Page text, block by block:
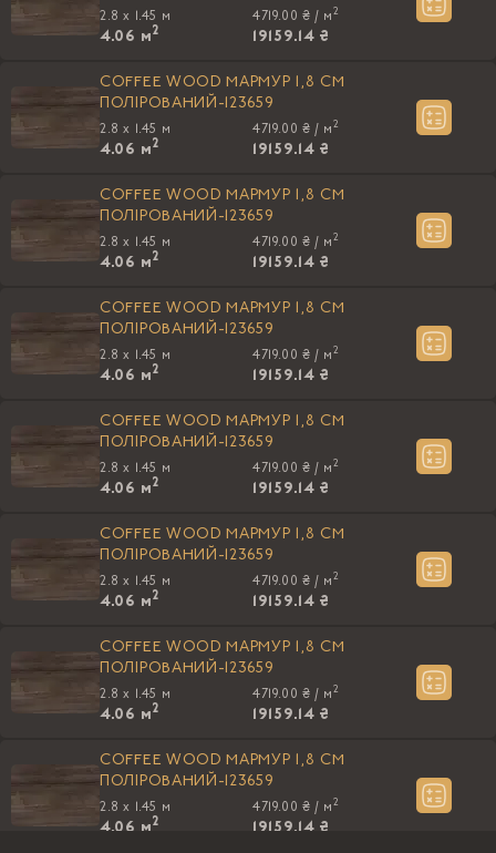
2.8 x 1.45 м
4.06 м2
4719.00 ₴ / м 2
19159.14 ₴
COFFEE WOOD МАРМУР 1,8 CM
ПОЛIРОВАНИЙ-123659
2.8 x 1.45 м
4.06 м2
4719.00 ₴ / м 2
19159.14 ₴
COFFEE WOOD МАРМУР 1,8 CM
ПОЛIРОВАНИЙ-123659
2.8 x 1.45 м
4.06 м2
4719.00 ₴ / м 2
19159.14 ₴
COFFEE WOOD МАРМУР 1,8 CM
ПОЛIРОВАНИЙ-123659
2.8 x 1.45 м
4.06 м2
4719.00 ₴ / м 2
19159.14 ₴
COFFEE WOOD МАРМУР 1,8 CM
ПОЛIРОВАНИЙ-123659
2.8 x 1.45 м
4.06 м2
4719.00 ₴ / м 2
19159.14 ₴
COFFEE WOOD МАРМУР 1,8 CM
ПОЛIРОВАНИЙ-123659
2.8 x 1.45 м
4.06 м2
4719.00 ₴ / м 2
19159.14 ₴
COFFEE WOOD МАРМУР 1,8 CM
ПОЛIРОВАНИЙ-123659
2.8 x 1.45 м
4.06 м2
4719.00 ₴ / м 2
19159.14 ₴
COFFEE WOOD МАРМУР 1,8 CM
ПОЛIРОВАНИЙ-123659
2.8 x 1.45 м
4.06 м2
4719.00 ₴ / м 2
19159.14 ₴